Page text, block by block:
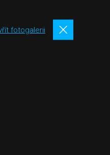
fotogalerii